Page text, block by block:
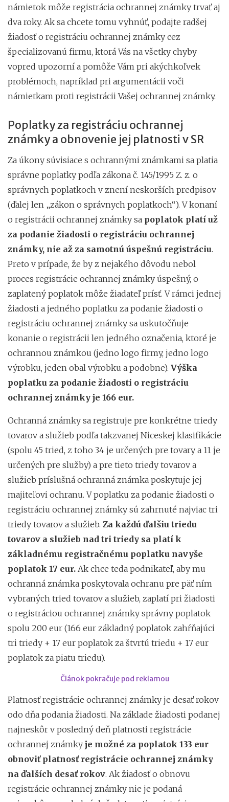
námietok môže registrácia ochrannej známky trvať aj
dva roky. Ak sa chcete tomu vyhnúť, podajte radšej
žiadosť o registráciu ochrannej známky cez
špecializovanú firmu, ktorá Vás na všetky chyby
vopred upozorní a pomôže Vám pri akýchkoľvek
problémoch, napríklad pri argumentácii voči
námietkam proti registrácii Vašej ochrannej známky.
Poplatky za registráciu ochrannej
známky a obnovenie jej platnosti v SR
Za úkony súvisiace s ochrannými známkami sa platia
správne poplatky podľa zákona č. 145/1995 Z. z. o
správnych poplatkoch v znení neskorších predpisov
(ďalej len „zákon o správnych poplatkoch“). V konaní
o registrácii ochrannej známky sa poplatok platí už
za podanie žiadosti o registráciu ochrannej
známky, nie až za samotnú úspešnú registráciu.
Preto v prípade, že by z nejakého dôvodu nebol
proces registrácie ochrannej známky úspešný, o
zaplatený poplatok môže žiadateľ prísť. V rámci jednej
žiadosti a jedného poplatku za podanie žiadosti o
registráciu ochrannej známky sa uskutočňuje
konanie o registrácii len jedného označenia, ktoré je
ochrannou známkou (jedno logo firmy, jedno logo
výrobku, jeden obal výrobku a podobne). Výška
poplatku za podanie žiadosti o registráciu
ochrannej známky je 166 eur.
Ochranná známky sa registruje pre konkrétne triedy
tovarov a služieb podľa takzvanej Niceskej klasifikácie
(spolu 45 tried, z toho 34 je určených pre tovary a 11 je
určených pre služby) a pre tieto triedy tovarov a
služieb príslušná ochranná známka poskytuje jej
majiteľovi ochranu. V poplatku za podanie žiadosti o
registráciu ochrannej známky sú zahrnuté najviac tri
triedy tovarov a služieb. Za každú ďalšiu triedu
tovarov a služieb nad tri triedy sa platí k
základnému registračnému poplatku navyše
poplatok 17 eur. Ak chce teda podnikateľ, aby mu
ochranná známka poskytovala ochranu pre päť ním
vybraných tried tovarov a služieb, zaplatí pri žiadosti
o registráciou ochrannej známky správny poplatok
spolu 200 eur (166 eur základný poplatok zahŕňajúci
tri triedy + 17 eur poplatok za štvrtú triedu + 17 eur
poplatok za piatu triedu).
Článok pokračuje pod reklamou
Platnosť registrácie ochrannej známky je desať rokov
odo dňa podania žiadosti. Na základe žiadosti podanej
najneskôr v posledný deň platnosti registrácie
ochrannej známky je možné za poplatok 133 eur
obnoviť platnosť registrácie ochrannej známky
na ďalších desať rokov. Ak žiadosť o obnovu
registrácie ochrannej známky nie je podaná